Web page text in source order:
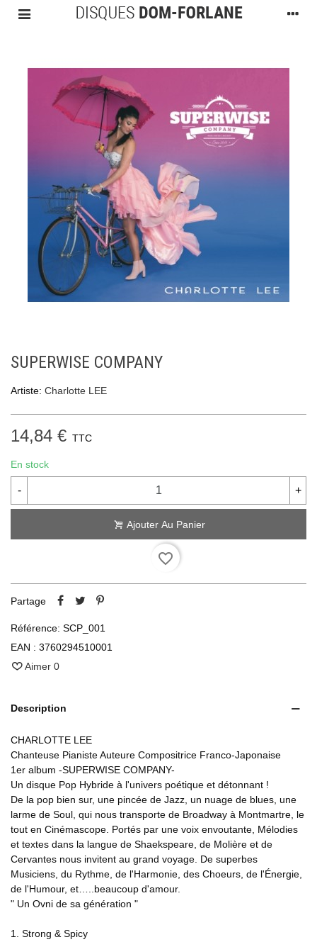
SUPERWISE COMPANY
Artiste: Charlotte LEE
14,84 € TTC
En stock
- +
Ajouter Au Panier
favorite_border
Partage
Référence: SCP_001
EAN : 3760294510001
Aimer 0
Description
CHARLOTTE LEE
Chanteuse Pianiste Auteure Compositrice Franco-Japonaise
1er album -SUPERWISE COMPANY-
Un disque Pop Hybride à l'univers poétique et détonnant !
De la pop bien sur, une pincée de Jazz, un nuage de blues, une
larme de Soul, qui nous transporte de Broadway à Montmartre, le
tout en Cinémascope. Portés par une voix envoutante, Mélodies
et textes dans la langue de Shaekspeare, de Molière et de
Cervantes nous invitent au grand voyage. De superbes
Musiciens, du Rythme, de l'Harmonie, des Choeurs, de l'Énergie,
de l'Humour, et…..beaucoup d'amour.
" Un Ovni de sa génération "
1. Strong & Spicy